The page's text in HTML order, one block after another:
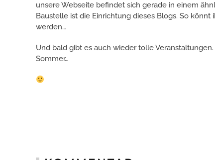
unsere Webseite befindet sich gerade in einem
Baustelle ist die Einrichtung dieses Blogs. So
werden…
Und bald gibt es auch wieder tolle
Sommer…